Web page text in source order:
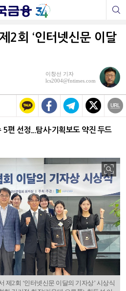
2회 ‘인터넷신문 이달
이창선 기자
lcs2004@fntimes.com
편 선정...탐사·기획보도 약진 두드
제2회 ‘인터넷신문 이달의 기자상’ 시상식